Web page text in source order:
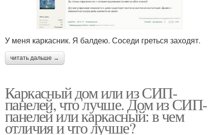
У меня каркасник. Я балдею. Соседи греться заходят.
читать дальше →
Каркасный дом или из СИП-
панелей, что лучше. Дом из СИП-
панелей или каркасный: в чем
отличия и что лучше?